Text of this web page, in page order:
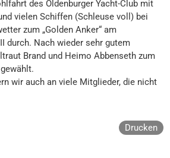
des Oldenburger Yacht-Club mit
vielen Schiffen (Schleuse voll) bei
zum „Golden Anker“ am
durch. Nach wieder sehr gutem
Brand und Heimo Abbenseth zum
wir auch an viele Mitglieder, die nicht
Drucken